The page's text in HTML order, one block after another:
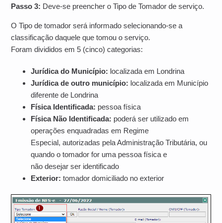
Passo 3: Deve-se preencher o Tipo de Tomador de serviço.
O Tipo de tomador será informado selecionando-se a
classificação daquele que tomou o serviço.
Foram divididos em 5 (cinco) categorias:
Jurídica do Município: localizada em Londrina
Jurídica de outro município: localizada em Município
diferente de Londrina
Física Identificada: pessoa física
Física Não Identificada: poderá ser utilizado em
operações enquadradas em Regime
Especial, autorizadas pela Administração Tributária, ou
quando o tomador for uma pessoa física e
não desejar ser identificado
Exterior:tomador domiciliado no exterior